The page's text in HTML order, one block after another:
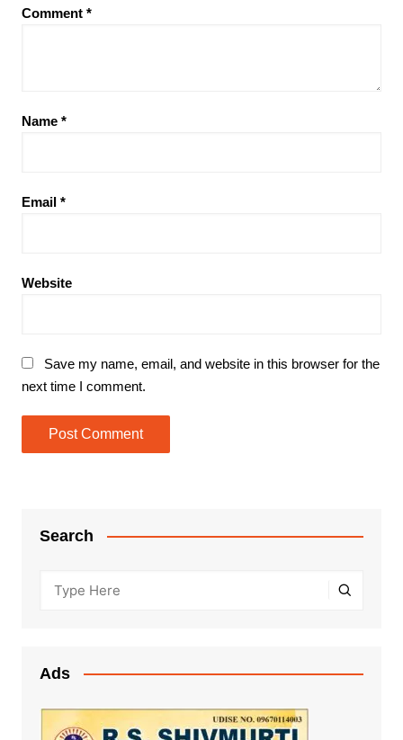
Comment *
Name *
Email *
Website
Save my name, email, and website in this browser for the
next time I comment.
Search
Ads